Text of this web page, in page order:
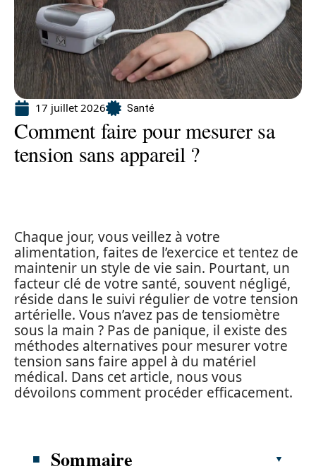
17 juillet 2026 Santé
Comment faire pour mesurer sa
tension sans appareil ?
Chaque jour, vous veillez à votre
alimentation, faites de l’exercice et tentez de
maintenir un style de vie sain. Pourtant, un
facteur clé de votre santé, souvent négligé,
réside dans le suivi régulier de votre tension
artérielle. Vous n’avez pas de tensiomètre
sous la main ? Pas de panique, il existe des
méthodes alternatives pour mesurer votre
tension sans faire appel à du matériel
médical. Dans cet article, nous vous
dévoilons comment procéder efficacement.
Sommaire